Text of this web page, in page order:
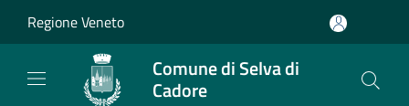
Regione Veneto
Comune di Selva di
Cadore